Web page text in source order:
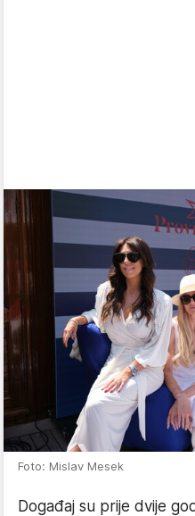
Foto: Mislav Mesek
Događaj su prije dvije